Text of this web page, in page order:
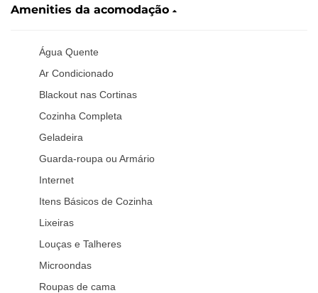
Amenities da acomodação
Água Quente
Ar Condicionado
Blackout nas Cortinas
Cozinha Completa
Geladeira
Guarda-roupa ou Armário
Internet
Itens Básicos de Cozinha
Lixeiras
Louças e Talheres
Microondas
Roupas de cama